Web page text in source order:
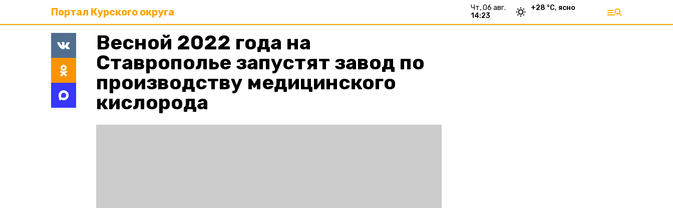
Портал Курского округа
чт, 06 авг.
14:23
+28 °С, ясно
Весной 2022 года на
Ставрополье запустят завод по
производству медицинского
кислорода